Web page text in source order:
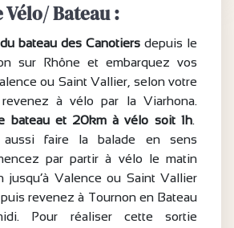
Vélo/ Bateau :
bateau des Canotiers depuis le
sur Rhône et embarquez vos
ou Saint Vallier, selon votre
à vélo par la Viarhona.
bateau et 20km à vélo soit 1h.
faire la balade en sens
par partir à vélo le matin
jusqu’à Valence ou Saint Vallier
revenez à Tournon en Bateau
Pour réaliser cette sortie